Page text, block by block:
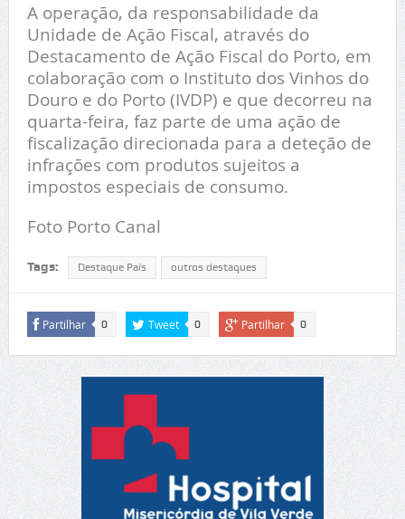
A operação, da responsabilidade da
Unidade de Ação Fiscal, através do
Destacamento de Ação Fiscal do Porto, em
colaboração com o Instituto dos Vinhos do
Douro e do Porto (IVDP) e que decorreu na
quarta-feira, faz parte de uma ação de
fiscalização direcionada para a deteção de
infrações com produtos sujeitos a
impostos especiais de consumo.
Foto Porto Canal
Tags: Destaque País outros destaques
Partilhar 0 Tweet 0 Partilhar 0